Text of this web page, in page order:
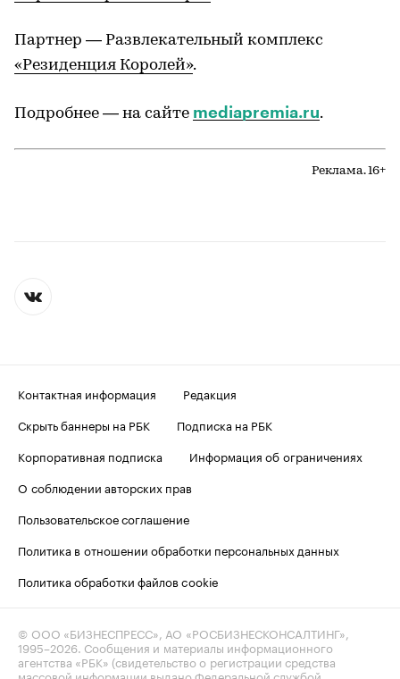
Партнер — Развлекательный комплекс
«Резиденция Королей».
Подробнее — на сайте mediapremia.ru.
Реклама. 16+
Контактная информация
Редакция
Скрыть баннеры на РБК
Подписка на РБК
Корпоративная подписка
Информация об ограничениях
О соблюдении авторских прав
Пользовательское соглашение
Политика в отношении обработки персональных данных
Политика обработки файлов cookie
© ООО «БИЗНЕСПРЕСС», АО «РОСБИЗНЕСКОНСАЛТИНГ»,
1995–2026. Сообщения и материалы информационного
агентства «РБК» (свидетельство о регистрации средства
массовой информации выдано Федеральной службой